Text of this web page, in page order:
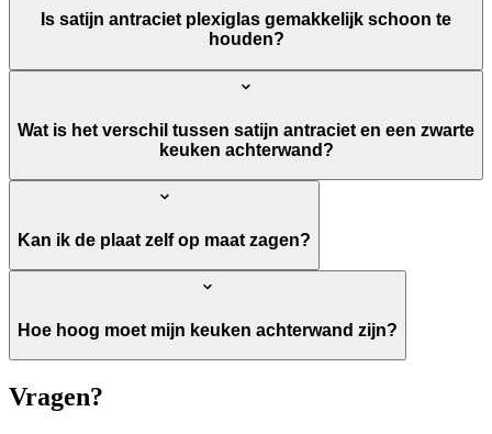
Is satijn antraciet plexiglas gemakkelijk schoon te
houden?
Wat is het verschil tussen satijn antraciet en een zwarte
keuken achterwand?
Kan ik de plaat zelf op maat zagen?
Hoe hoog moet mijn keuken achterwand zijn?
Vragen?